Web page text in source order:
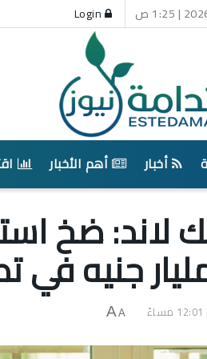
أخبار أهم الأخبار
لاند: ضخ
A
A